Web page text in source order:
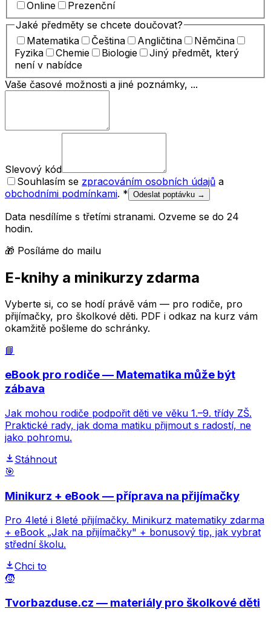
Online
Prezenční
Jaké předměty se chcete doučovat?
Matematika
Čeština Angličtina
Němčina
Fyzika
Chemie Biologie
Jiný předmět, který
není v nabídce
Vaše časové možnosti a jiné poznámky, ...
Slevový kód
Souhlasím se zpracováním osobních údajů a
obchodními podmínkami. * Odeslat poptávku →
Data nesdílíme s třetími stranami. Ozveme se do 24
hodin.
🎁 Posíláme do mailu
E-knihy a minikurzy zdarma
Vyberte si, co se hodí právě vám — pro rodiče, pro
přijímačky, pro školkové děti. PDF i odkaz na kurz vám
okamžitě pošleme do schránky.
📘
eBook pro rodiče — Matematika může být
zábava
Jak mohou rodiče podpořit děti ve věku 1.–9. třídy ZŠ.
Praktické rady, jak doma matiku přijmout s radostí, ne
jako pohromu.
Stáhnout
🎯
Minikurz + eBook — příprava na přijímačky
Pro 4leté i 8leté přijímačky. Minikurz matematiky zdarma
+ eBook „Jak na přijímačky" + bonusový tip, jak vybrat
střední školu.
Chci to
🧒
Tvorbazduse.cz — materiály pro školkové děti